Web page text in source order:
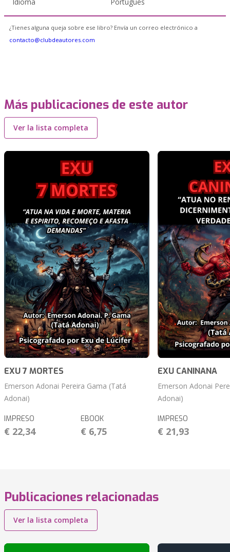
¿Tienes alguna queja sobre ese libro? Envía un correo electrónico a
contacto@clubdeautores.com
Más publicaciones de este autor
Ver la lista completa
EXU 7 MORTES
Emerson Adonai Pereira Gama (Tatá
Adonai)
IMPRESO
€ 22,34
EBOOK
€ 6,75
EXU CANINANA
Emerson Adonai
Adonai)
IMPRESO
€ 21,93
Publicaciones relacionadas
Ver la lista completa